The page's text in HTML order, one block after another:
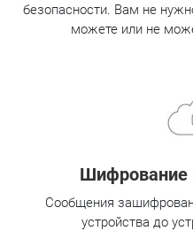
безопасности. Вам не
можете или не
Шифрование
Сообщения
устройства до